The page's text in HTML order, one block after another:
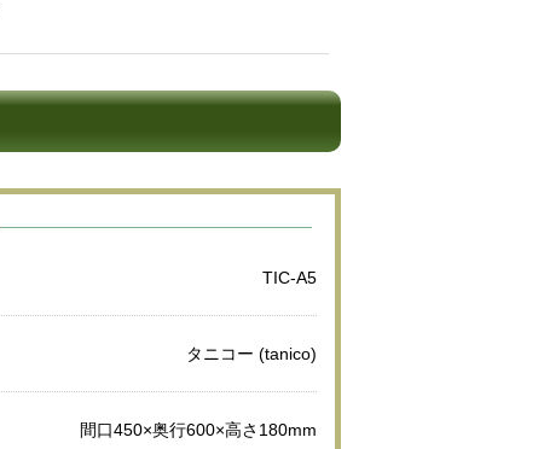
TIC-A5
タニコー (tanico)
間口450×奥行600×高さ180mm